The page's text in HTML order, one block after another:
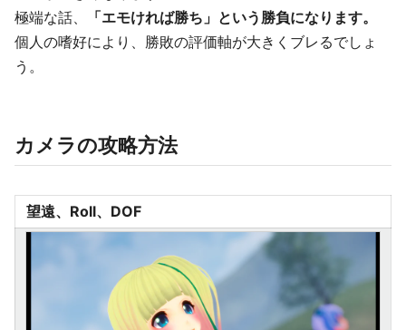
極端な話、
「エモければ勝ち」という勝負になります。
個人の嗜好により、勝敗の評価軸が大きくブレるでしょ
う。
カメラの攻略方法
望遠、Roll、DOF